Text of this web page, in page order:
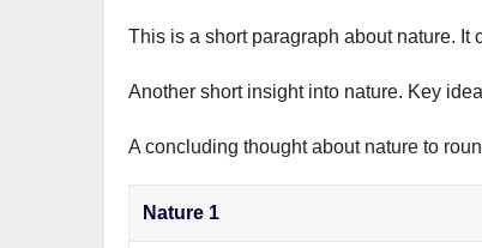
This is a short paragraph about nature. It
Another short insight into nature. Key
A concluding thought about nature to
Nature 1